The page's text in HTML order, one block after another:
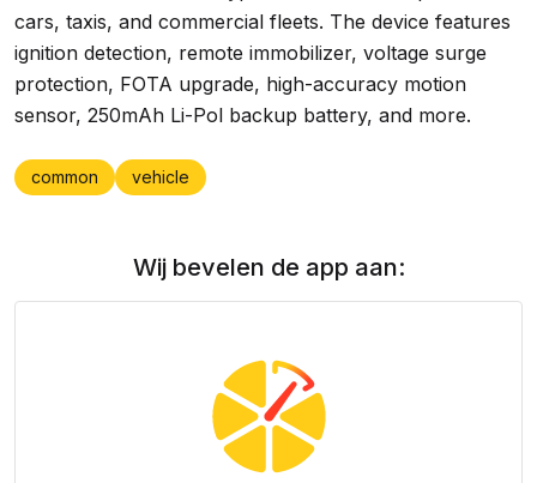
cars, taxis, and commercial fleets. The device features
ignition detection, remote immobilizer, voltage surge
protection, FOTA upgrade, high-accuracy motion
sensor, 250mAh Li-Pol backup battery, and more.
common vehicle
Wij bevelen de app aan: